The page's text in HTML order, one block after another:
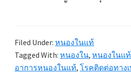
Filed Under: หนองในแท้
Tagged With: หนองใน, หนองในแท้
อาการหนองในแท้, โรคติดต่อทาง